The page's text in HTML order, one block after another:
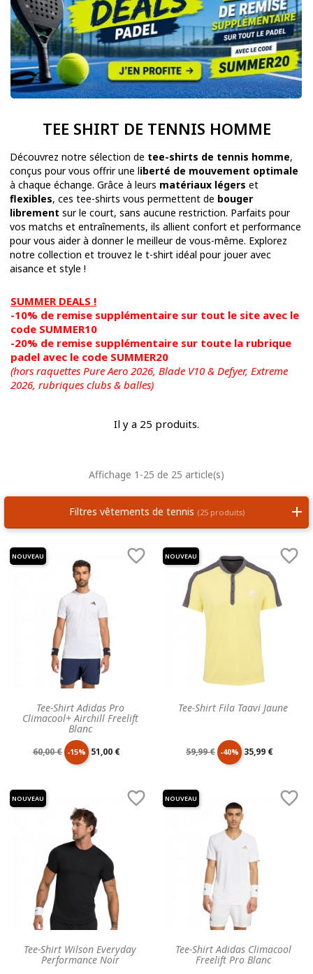
TEE SHIRT DE TENNIS HOMME
Découvrez notre sélection de tee-shirts de tennis homme,
conçus pour vous offrir une liberté de mouvement optimale
à chaque échange. Grâce à leurs matériaux légers et
flexibles, ces tee-shirts vous permettent de bouger
librement sur le court, sans aucune restriction. Parfaits pour
vos matchs et entraînements, ils allient confort et performance
pour vous aider à donner le meilleur de vous-même. Explorez
notre collection et trouvez le t-shirt idéal pour jouer avec
aisance et style !
SUMMER DEALS !
-10% de remise supplémentaire sur tout le site avec le
code SUMMER10
-20% de remise supplémentaire sur toute la rubrique
padel avec le code SUMMER20
(hors raquettes Pure Aero 2026, Blade V10 & Defyer, Extreme
2026, rubriques clubs & balles)
Il y a 25 produits.
Affichage 1-25 de 25 article(s)
Filtres vêtements de tennis (25 produits)
Tee-Shirt Adidas Pro
Climacool+ Airchill Freelift
Blanc

Prix
60,00 € -15% Prix
51,00 €
NOUVEAU
Tee-Shirt Fila Taavi Jaune

Prix
59,99 € -40% Prix
35,99 €
NOUVEAU
Tee-Shirt Wilson Everyday
Performance Noir

NOUVEAU
Tee-Shirt Adidas Climacool
Freelift Pro Blanc

NOUVEAU